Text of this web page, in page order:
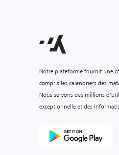
Notre plateforme fournit une
compris les calendriers des
Nous servons des millions
exceptionnelle et des